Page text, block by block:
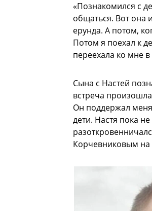
«Познакомился с
общаться. Вот она
ерунда. А потом,
Потом я поехал к
переехала ко мне
Сына с Настей
встреча
Он поддержал
дети. Настя пока
Корчевниковым на